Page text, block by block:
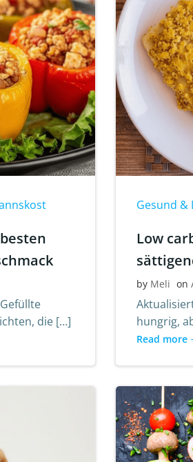
die […]
Gesund &
Low
by Meli on
hungrig,
Read more